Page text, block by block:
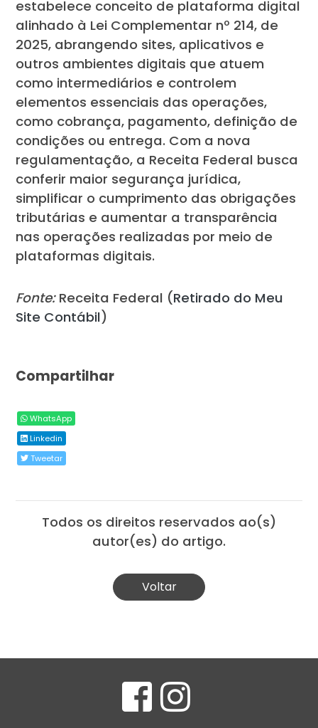
estabelece conceito de plataforma digital
alinhado à Lei Complementar nº 214, de
2025, abrangendo sites, aplicativos e
outros ambientes digitais que atuem
como intermediários e controlem
elementos essenciais das operações,
como cobrança, pagamento, definição de
condições ou entrega. Com a nova
regulamentação, a Receita Federal busca
conferir maior segurança jurídica,
simplificar o cumprimento das obrigações
tributárias e aumentar a transparência
nas operações realizadas por meio de
plataformas digitais.
Fonte:Receita Federal (Retirado do Meu
Site Contábil)
Compartilhar
WhatsApp
Linkedin
Tweetar
Todos os direitos reservados ao(s)
autor(es) do artigo.
Voltar